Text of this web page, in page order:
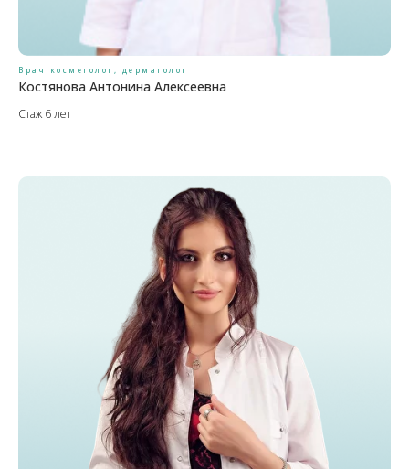
Врач косметолог, дерматолог
Костянова Антонина Алексеевна
Стаж 6 лет